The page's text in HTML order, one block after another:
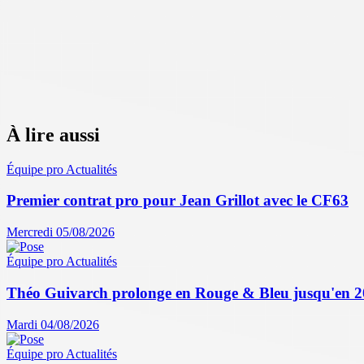
À lire aussi
Équipe pro Actualités
Premier contrat pro pour Jean Grillot avec le CF63
Mercredi 05/08/2026
Équipe pro Actualités
Théo Guivarch prolonge en Rouge & Bleu jusqu'en
Mardi 04/08/2026
Équipe pro Actualités